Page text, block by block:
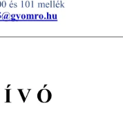
július 3-4.